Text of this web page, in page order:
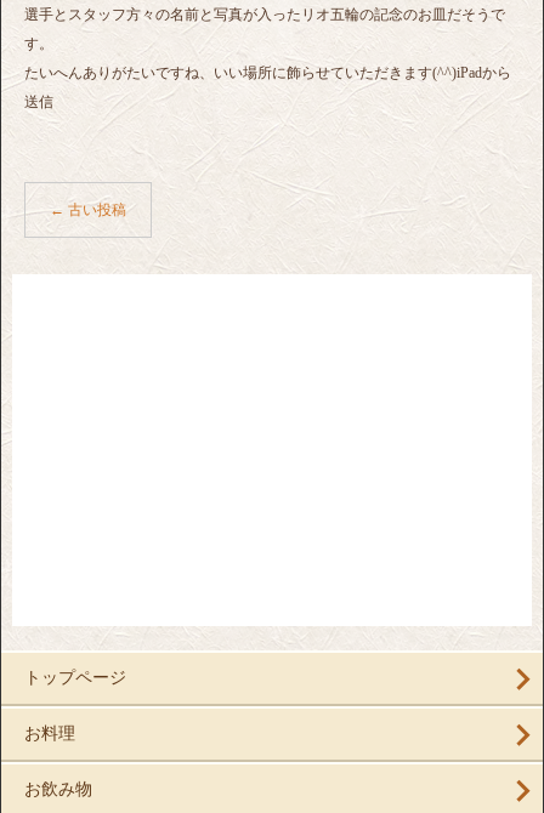
選手とスタッフ方々の名前と写真が入ったリオ五輪の記念のお皿だそうで
す。
たいへんありがたいですね、いい場所に飾らせていただきます(^^)iPadから
送信
← 古い投稿
トップページ
お料理
お飲み物